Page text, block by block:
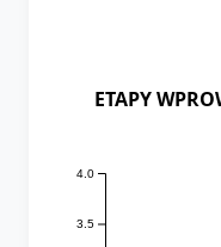
ETAPY
3.5
4.0